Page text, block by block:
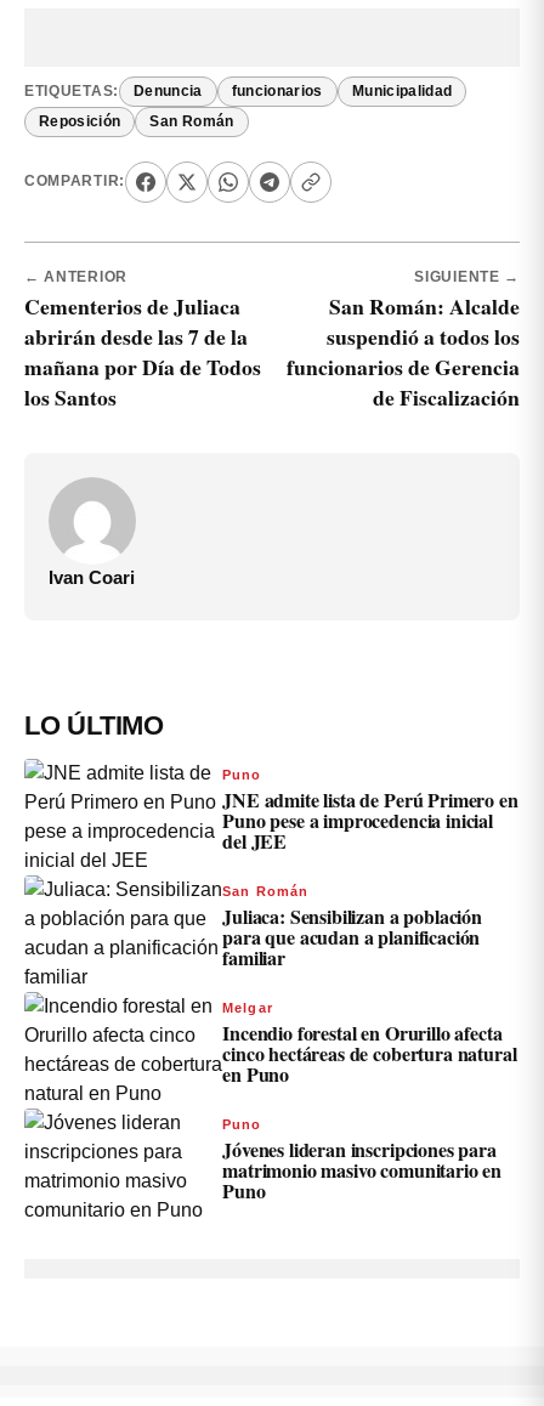
ETIQUETAS: Denuncia funcionarios Municipalidad
Reposición San Román
COMPARTIR:
← ANTERIOR
Cementerios de Juliaca
abrirán desde las 7 de la
mañana por Día de Todos
los Santos
SIGUIENTE →
San Román: Alcalde
suspendió a todos los
funcionarios de Gerencia
de Fiscalización
Ivan Coari
LO ÚLTIMO
Puno
JNE admite lista de Perú Primero en
Puno pese a improcedencia inicial
del JEE
San Román
Juliaca: Sensibilizan a población
para que acudan a planificación
familiar
Melgar
Incendio forestal en Orurillo afecta
cinco hectáreas de cobertura natural
en Puno
Puno
Jóvenes lideran inscripciones para
matrimonio masivo comunitario en
Puno